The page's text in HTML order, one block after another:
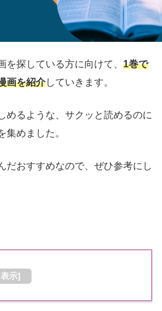
を探している方に向けて、 1巻で
画を紹介していきます。
めるような、サクッと読めるのに
集めました。
だおすすめなので、ぜひ参考にし
表示]